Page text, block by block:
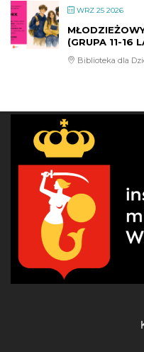
WRZ 25 2026
(GRUPA 11-16
Biblioteka dla